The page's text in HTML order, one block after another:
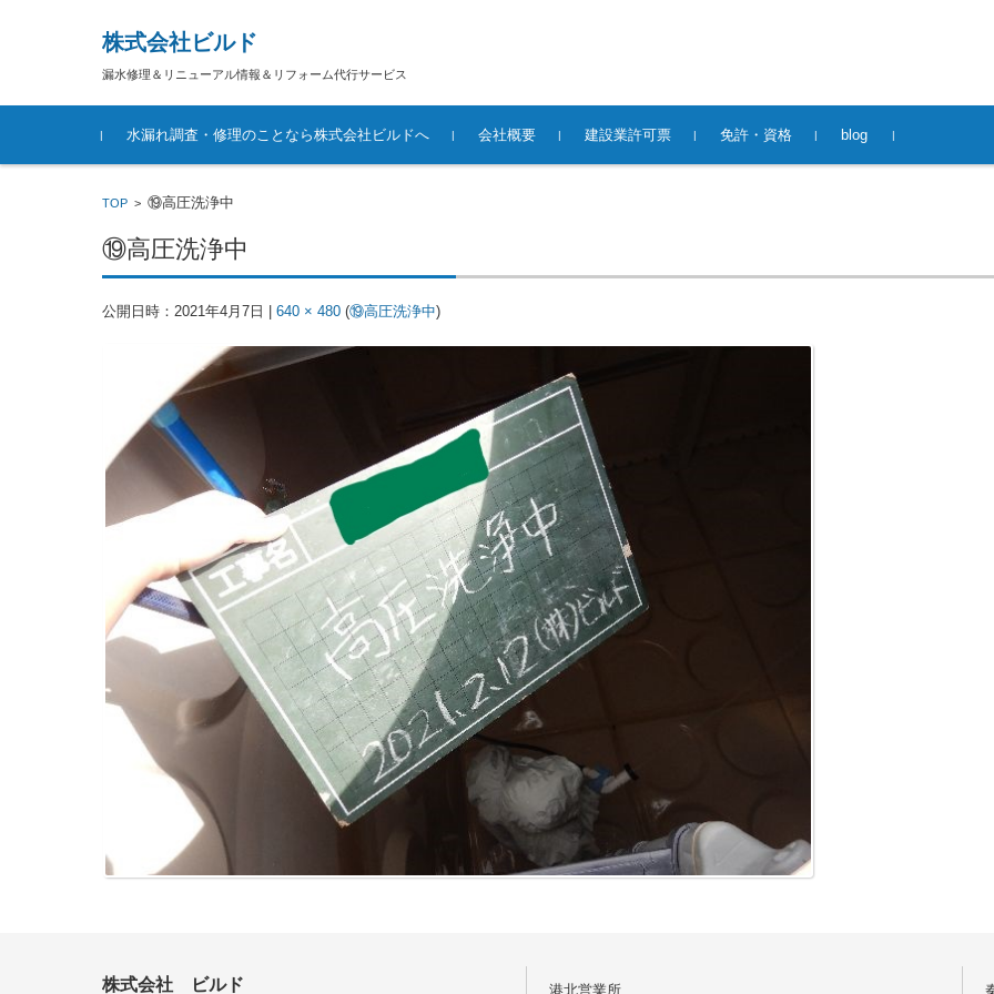
株式会社ビルド
漏水修理＆リニューアル情報＆リフォーム代行サービス
コンテンツに移動
水漏れ調査・修理のことなら株式会社ビルドへ
会社概要 建設業許可票 免許・資格 blog
TOP > ⑲高圧洗浄中
⑲高圧洗浄中
公開日時： 2021年4月7日 640 × 480 (⑲高圧洗浄中)
株式会社 ビルド 港北営業所